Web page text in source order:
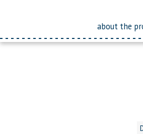
about the